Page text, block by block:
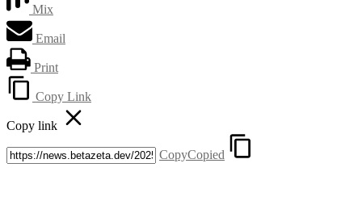
Mix
Email
Print
Copy Link
Copy link
CopyCopied